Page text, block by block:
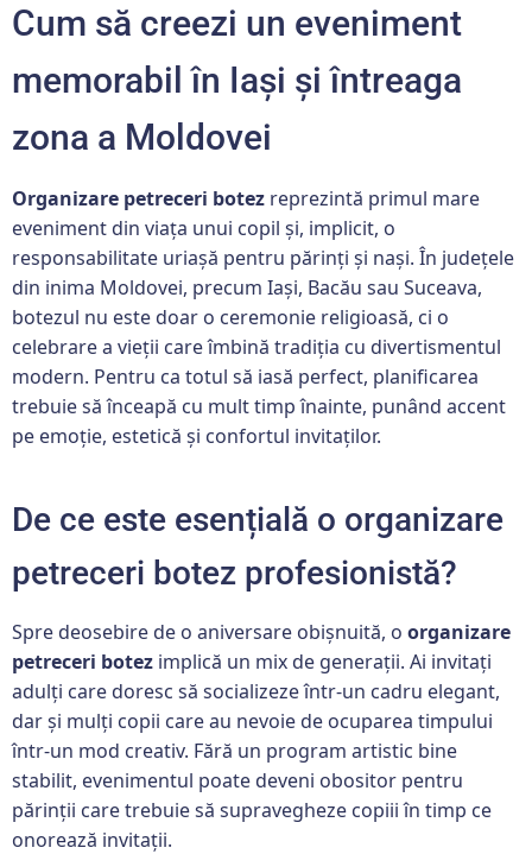
Cum să creezi un eveniment
memorabil în Iași și întreaga
zona a Moldovei
Organizare petreceri botez reprezintă primul mare
eveniment din viața unui copil și, implicit, o
responsabilitate uriașă pentru părinți și nași. În județele
din inima Moldovei, precum Iași, Bacău sau Suceava,
botezul nu este doar o ceremonie religioasă, ci o
celebrare a vieții care îmbină tradiția cu divertismentul
modern. Pentru ca totul să iasă perfect, planificarea
trebuie să înceapă cu mult timp înainte, punând accent
pe emoție, estetică și confortul invitaților.
De ce este esențială o organizare
petreceri botez profesionistă?
Spre deosebire de o aniversare obișnuită, o organizare
petreceri botez implică un mix de generații. Ai invitați
adulți care doresc să socializeze într-un cadru elegant,
dar și mulți copii care au nevoie de ocuparea timpului
într-un mod creativ. Fără un program artistic bine
stabilit, evenimentul poate deveni obositor pentru
părinții care trebuie să supravegheze copiii în timp ce
onorează invitații.